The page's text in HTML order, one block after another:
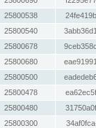
25800538
25800540
25800678
25800680
25800500
25800478
25800480
25800300